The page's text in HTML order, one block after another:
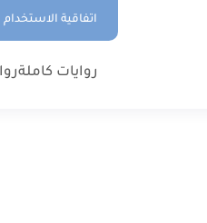
اتفاقية الاستخدام
روايات كاملة